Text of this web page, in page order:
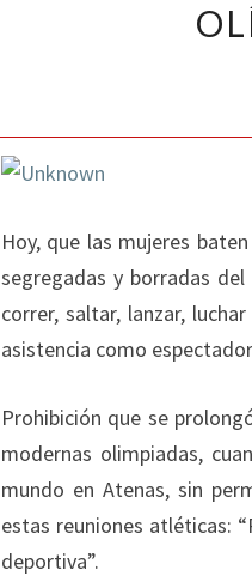
Hoy, que las mujeres
segregadas y borradas
correr, saltar, lanzar,
asistencia como
Prohibición que se
modernas olimpiadas,
mundo en Atenas, sin
estas reuniones atléticas:
deportiva”.